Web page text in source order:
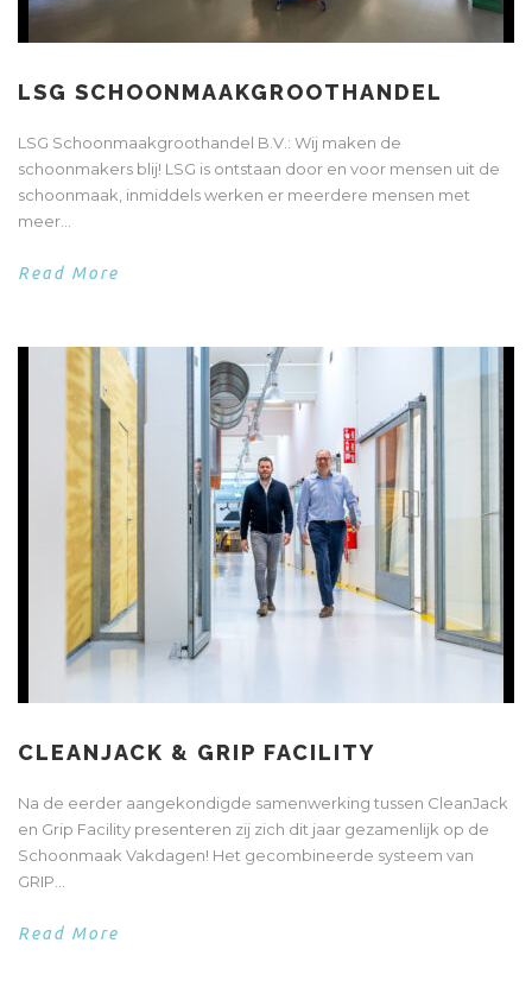
LSG SCHOONMAAKGROOTHANDEL
LSG Schoonmaakgroothandel B.V.: Wij maken de
schoonmakers blij! LSG is ontstaan door en voor mensen uit de
schoonmaak, inmiddels werken er meerdere mensen met
meer...
Read More
CLEANJACK & GRIP FACILITY
Na de eerder aangekondigde samenwerking tussen CleanJack
en Grip Facility presenteren zij zich dit jaar gezamenlijk op de
Schoonmaak Vakdagen! Het gecombineerde systeem van
GRIP...
Read More